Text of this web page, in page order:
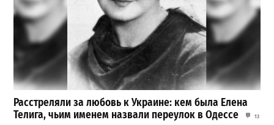
Расстреляли за любовь к Украине: кем была Елена
Телига, чьим именем назвали переулок в Одессе
13